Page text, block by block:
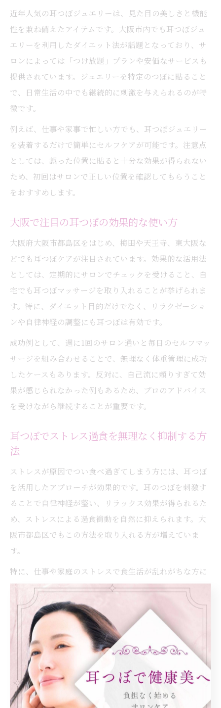
近年人気の耳つぼジュエリーは、見た目の美しさと機能
性を兼ね備えたアイテムです。大阪市内でも耳つぼジュ
エリーを利用したダイエット法が話題となっており、サ
ロンによっては「つけ放題」プランや安価なサービスも
提供されています。ジュエリーを特定のつぼに貼ること
で、日常生活の中でも継続的に刺激を与えられるのが特
徴です。
例えば、仕事や家事で忙しい方でも、耳つぼジュエリー
を装着するだけで簡単にセルフケアが可能です。注意点
としては、誤った位置に貼ると十分な効果が得られない
ため、初回はサロンで正しい位置を確認してもらうこと
をおすすめします。
大阪で注目の耳つぼの効果的な使い方
大阪府大阪市都島区をはじめ、梅田や天王寺、東大阪な
どでも耳つぼケアが注目されています。効果的な活用法
としては、定期的にサロンでチェックを受けること、自
宅でも耳つぼマッサージを取り入れることが挙げられま
す。特に、ダイエット目的だけでなく、リラクゼーショ
ンや自律神経の調整にも耳つぼは有効です。
成功例として、週に1回のサロン通いと毎日のセルフマッ
サージを組み合わせることで、無理なく体重管理に成功
したケースもあります。反対に、自己流に頼りすぎて効
果が感じられなかった例もあるため、プロのアドバイス
を受けながら継続することが重要です。
耳つぼでストレス過食を無理なく抑制する方
法
ストレスが原因でつい食べ過ぎてしまう方には、耳つぼ
を活用したアプローチが効果的です。耳のつぼを刺激す
ることで自律神経が整い、リラックス効果が得られるた
め、ストレスによる過食衝動を自然に抑えられます。大
阪市都島区でもこの方法を取り入れる方が増えていま
す。
特に、仕事や家庭のストレスで食生活が乱れがちな方に
は、サロンでの耳つぼケアと自宅でのセルフマッサージ
の併用をおすすめします。注意点として、即効性を期待
しすぎず、継続的にケアを行うことが成功へのポイント
です。
自律神経の乱れ対策に耳つぼが有効